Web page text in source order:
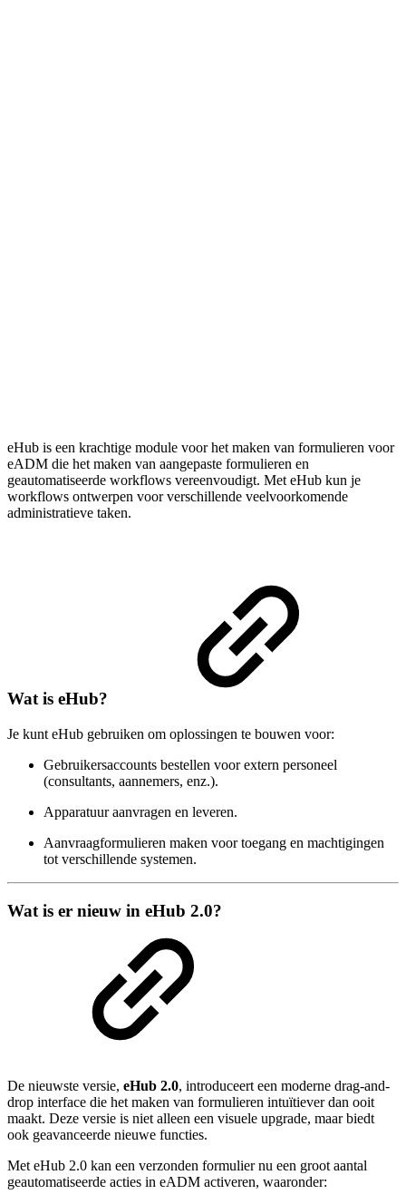
eHub is een krachtige module voor het maken van formulieren voor
eADM die het maken van aangepaste formulieren en
geautomatiseerde workflows vereenvoudigt. Met eHub kun je
workflows ontwerpen voor verschillende veelvoorkomende
administratieve taken.
Wat is eHub?
Je kunt eHub gebruiken om oplossingen te bouwen voor:
Gebruikersaccounts bestellen voor extern personeel
(consultants, aannemers, enz.).
Apparatuur aanvragen en leveren.
Aanvraagformulieren maken voor toegang en machtigingen
tot verschillende systemen.
Wat is er nieuw in eHub 2.0?
De nieuwste versie, eHub 2.0, introduceert een moderne drag-and-
drop interface die het maken van formulieren intuïtiever dan ooit
maakt. Deze versie is niet alleen een visuele upgrade, maar biedt
ook geavanceerde nieuwe functies.
Met eHub 2.0 kan een verzonden formulier nu een groot aantal
geautomatiseerde acties in eADM activeren, waaronder: